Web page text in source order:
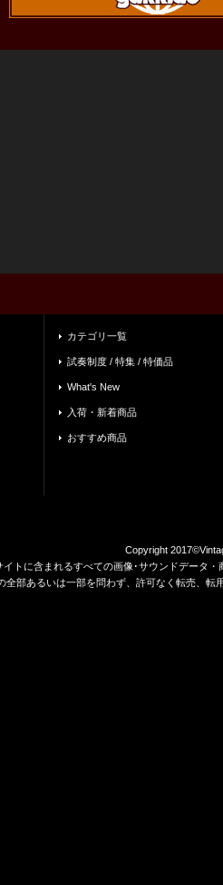
カテゴリ一覧
試奏制度 / 特集 / 特価品
What's New
入荷・新着商品
おすすめ商品
Copyright
イトに含まれるすべての画像･サウンドデータ
全部あるいは一部を問わず、許可なく転売、